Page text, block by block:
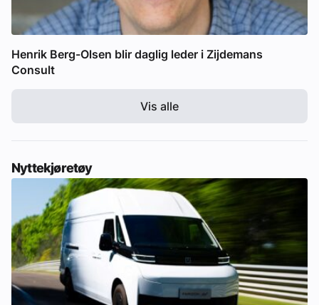
Henrik Berg-Olsen blir daglig leder i Zijdemans
Consult
Vis alle
Nyttekjøretøy